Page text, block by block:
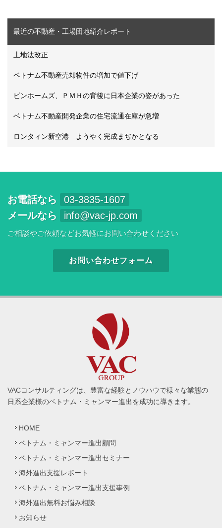
最近の不動産・工場団地紹介レポート
土地法改正
ベトナム不動産売却物件の増加で値下げ
ビンホームズ、ＰＭＨの背後に日本企業の姿があった
ベトナム不動産開発企業の住宅流通在庫が急増
ロンタィン新空港 ようやく完成まぢかとなる
お電話なら
03-3835-1607
メールなら
info@vac-jp.com
ご相談やご依頼などお気軽にお問い合わせください
お問い合わせフォーム
VACコンサルティングは、豊富な経験とノウハウで様々な業態の
日系企業様のベトナム・ミャンマー進出を成功に導きます。
HOME
ベトナム・ミャンマー進出顧問
ベトナム・ミャンマー進出セミナー
海外進出支援レポート
ベトナム・ミャンマー進出支援事例
海外進出無料お悩み相談
お知らせ